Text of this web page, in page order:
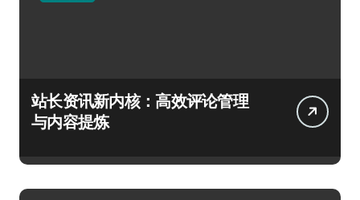
站长资讯新内核：高效评论管理
与内容提炼